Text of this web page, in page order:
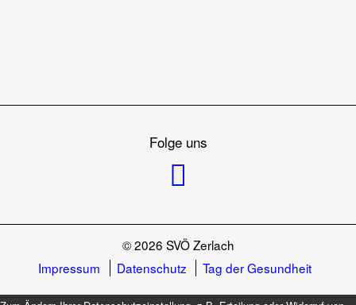
Folge uns
© 2026 SVÖ Zerlach
Impressum
Datenschutz Tag der Gesundheit